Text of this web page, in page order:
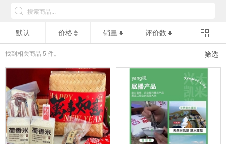
默认 价格 销量 评价数
找到相关商品 5 件。 筛选